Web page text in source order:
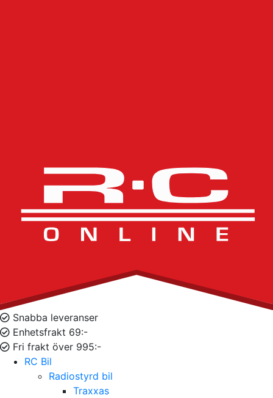
Snabba leveranser
Enhetsfrakt 69:-
Fri frakt över 995:-
RC Bil
Radiostyrd bil
Traxxas